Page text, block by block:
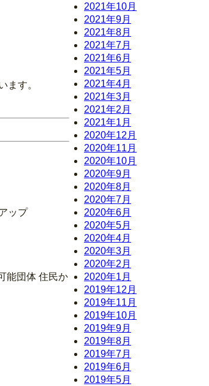
ます。
ップ
能団体 住民か
2021年10月
2021年9月
2021年8月
2021年7月
2021年6月
2021年5月
2021年4月
2021年3月
2021年2月
2021年1月
2020年12月
2020年11月
2020年10月
2020年9月
2020年8月
2020年7月
2020年6月
2020年5月
2020年4月
2020年3月
2020年2月
2020年1月
2019年12月
2019年11月
2019年10月
2019年9月
2019年8月
2019年7月
2019年6月
2019年5月